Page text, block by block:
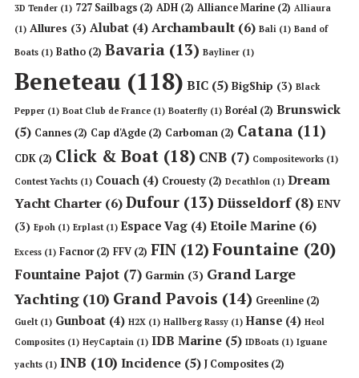
3D Tender (1) 727 Sailbags (2) ADH (2) Alliance Marine (2) Alliaura
(1) Allures (3) Alubat (4) Archambault (6) Bali (1) Band of
Boats (1) Batho (2) Bavaria (13) Bayliner (1)
Beneteau (118) BIC (5) BigShip (3) Black
Pepper (1) Boat Club de France (1) Boaterfly (1) Boréal (2) Brunswick
(5) Cannes (2) Cap d'Agde (2) Carboman (2) Catana (11)
CDK (2) Click & Boat (18) CNB (7) Compositeworks (1)
Contest Yachts (1) Couach (4) Crouesty (2) Decathlon (1) Dream
Yacht Charter (6)Dufour (13) Düsseldorf(8) ENV
(3) Epoh (1) Erplast(1) Espace Vag (4) Etoile Marine (6)
Excess (1) Facnor(2) FFV (2) FIN (12) Fountaine (20)
Fountaine Pajot (7) Garmin (3) Grand Large
Yachting(10) Grand Pavois (14) Greenline (2)
Guelt(1) Gunboat (4) H2X (1) Hallberg Rassy (1) Hanse (4) Heol
Composites (1) HeyCaptain (1) IDB Marine (5) IDBoats (1) Iguane
yachts (1) INB (10) Incidence (5) J Composites (2)